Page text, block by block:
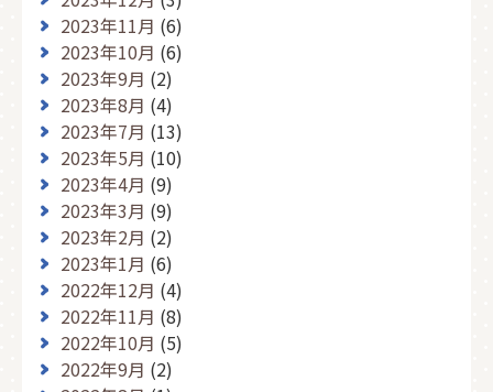
2023年11月 (6)
2023年10月 (6)
2023年9月 (2)
2023年8月 (4)
2023年7月 (13)
2023年5月 (10)
2023年4月 (9)
2023年3月 (9)
2023年2月 (2)
2023年1月 (6)
2022年12月 (4)
2022年11月 (8)
2022年10月 (5)
2022年9月 (2)